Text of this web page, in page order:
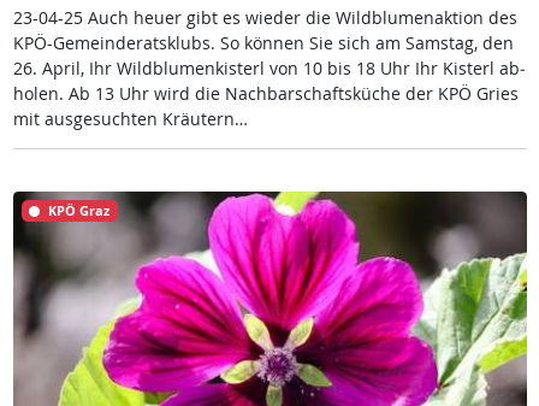
23-04-25 Auch heu­er gibt es wie­der die Wild­blu­men­ak­ti­on des
KPÖ-Ge­mein­de­rats­klubs. So kön­nen Sie sich am Sams­tag, den
26. April, Ihr Wild­blu­men­kis­terl von 10 bis 18 Uhr Ihr Kis­terl ab­
ho­len. Ab 13 Uhr wird die Nach­bar­schafts­küche der KPÖ Gries
mit aus­ge­such­ten Kräu­tern…
KPÖ Graz